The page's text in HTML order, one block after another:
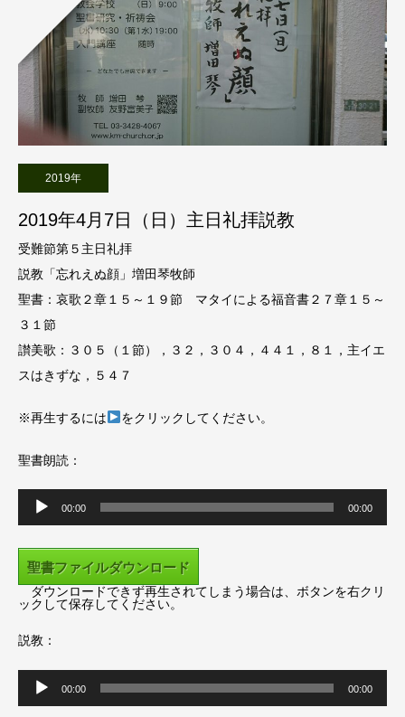
2019年
2019年4月7日（日）主日礼拝説教
受難節第５主日礼拝
説教「忘れえぬ顔」増田琴牧師
聖書：哀歌２章１５～１９節 マタイによる福音書２７章１５～
３１節
讃美歌：３０５（１節），３２，３０４，４４１，８１，主イエ
スはきずな，５４７
※再生するには をクリックしてください。
聖書朗読：
ー
ヤ
ー
00:00 00:00
聖書ファイルダウンロード
ダウンロードできず再生されてしまう場合は、ボタンを右クリ
ックして保存してください。
説教：
00:00 00:00